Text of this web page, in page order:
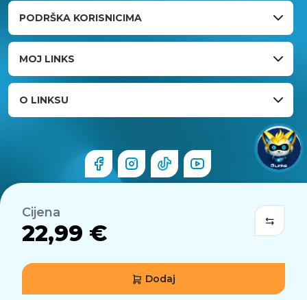
Cijena
22,99 €
Dodaj
PODRŠKA KORISNICIMA
MOJ LINKS
O LINKSU